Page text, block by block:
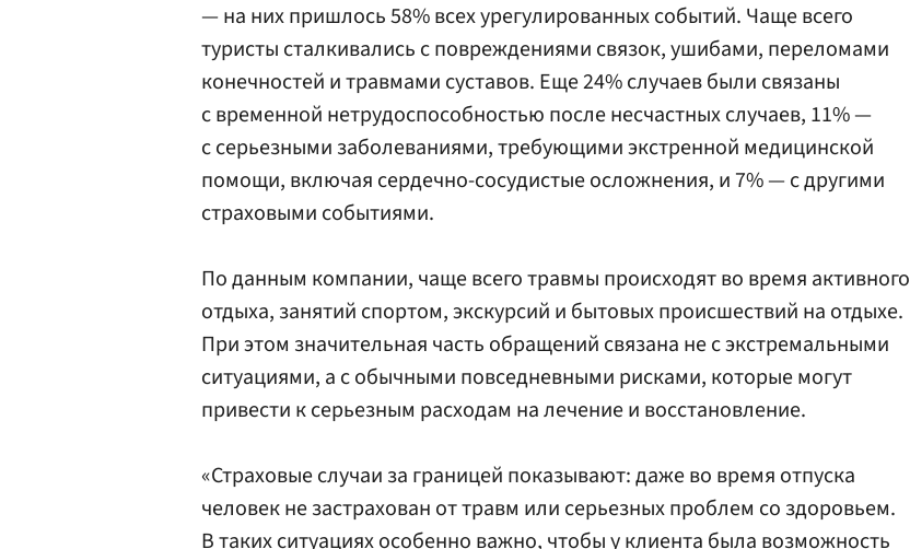
— на них пришлось 58% всех урегулированных событий. Чаще всего
туристы сталкивались с повреждениями связок, ушибами, переломами
конечностей и травмами суставов. Еще 24% случаев были связаны
с временной нетрудоспособностью после несчастных случаев, 11% —
с серьезными заболеваниями, требующими экстренной медицинской
помощи, включая сердечно-сосудистые осложнения, и 7% — с другими
страховыми событиями.
По данным компании, чаще всего травмы происходят во время активного
отдыха, занятий спортом, экскурсий и бытовых происшествий на отдыхе.
При этом значительная часть обращений связана не с экстремальными
ситуациями, а с обычными повседневными рисками, которые могут
привести к серьезным расходам на лечение и восстановление.
«Страховые случаи за границей показывают: даже во время отпуска
человек не застрахован от травм или серьезных проблем со здоровьем.
В таких ситуациях особенно важно, чтобы у клиента была возможность